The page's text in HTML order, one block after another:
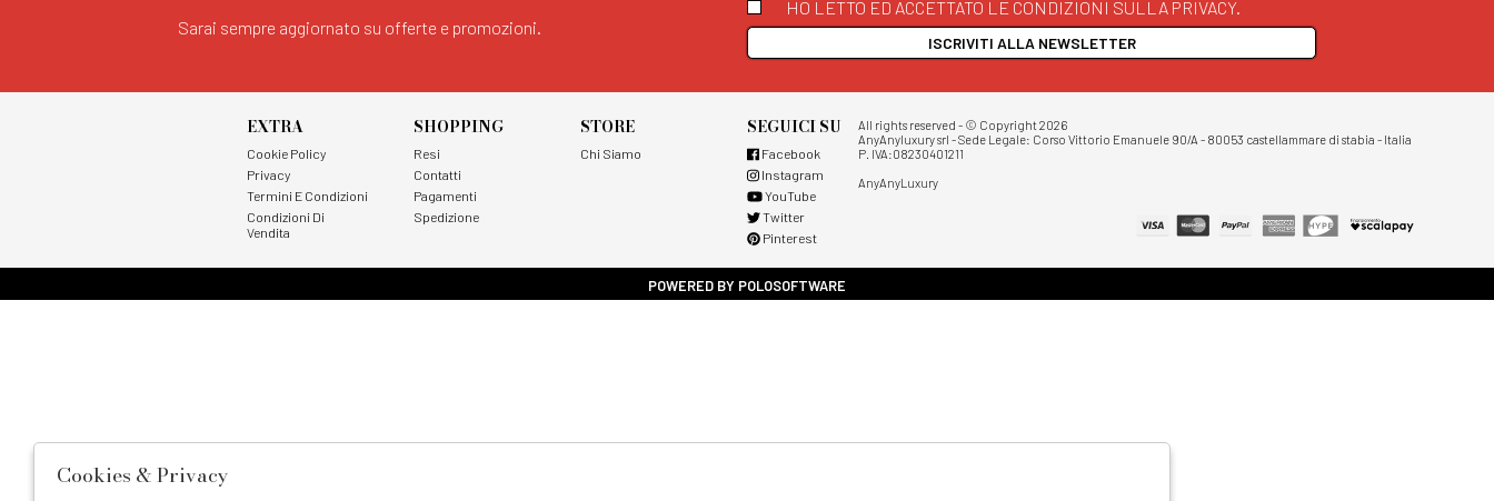
Sarai sempre aggiornato su offerte e promozioni.
HO LETTO ED ACCETTATO LE CONDIZIONI SULLA PRIVACY.
ISCRIVITI ALLA NEWSLETTER
EXTRA
Cookie Policy
Privacy
Termini E Condizioni
Condizioni Di
Vendita
SHOPPING
Resi
Contatti
Pagamenti
Spedizione
STORE
Chi Siamo
SEGUICI SU
Facebook
Instagram
YouTube
Twitter
Pinterest
All rights reserved - © Copyright 2026
AnyAnyluxury srl - Sede Legale: Corso Vittorio Emanuele 90/A - 80053 castellammare di stabia - Italia
P. IVA:08230401211
AnyAnyLuxury
POWERED BY POLOSOFTWARE
Cookies & Privacy